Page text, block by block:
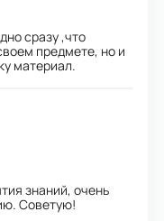
сразу ,что
предмете, но и
материал.
знаний, очень
Советую!